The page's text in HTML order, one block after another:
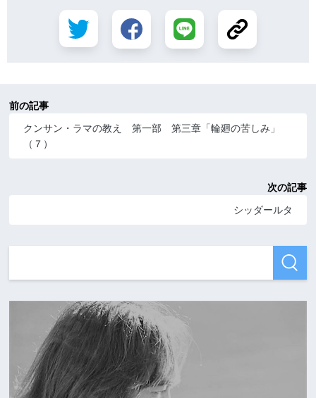
前の記事
クンサン・ラマの教え 第一部 第三章「輪廻の苦しみ」
（７）
次の記事
シッダールタ